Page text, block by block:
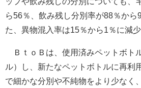
ら56％、飲み残し分別率が88％から
た、異物混入率は15％から1％に減少
ＢｔｏＢは、使用済みペットボト
ル）し、新たなペットボトルに再利
で細かな分別や不純物をより少なく